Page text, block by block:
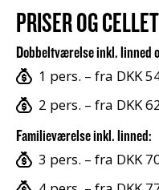
PRISER OG
Dobbeltværelse inkl. linned
1 pers. – fra DKK
2 pers. – fra DKK
Familieværelse inkl. linned:
3 pers. – fra DKK